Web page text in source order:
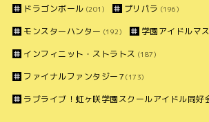
ドラゴンボール (201) プリパラ (196)
モンスターハンター (192) 学園アイドルマ
インフィニット・ストラトス (187)
ファイナルファンタジー7 (173)
ラブライブ！虹ヶ咲学園スクールアイドル同好